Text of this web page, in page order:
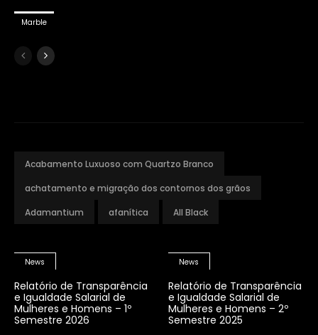
Marble
Acabamento Luxuoso com Quartzo Branco
achatamento e migração dos contornos dos grãos
Adamantium
afanítica All Black
News
Relatório de Transparência
e Igualdade Salarial de
Mulheres e Homens – 1º
Semestre 2026
News
Relatório de Transparência
e Igualdade Salarial de
Mulheres e Homens – 2º
Semestre 2025